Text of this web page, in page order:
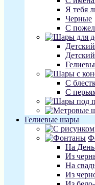
Я тебя
Черные
С
С
С
Гелиевые шары
На
Из
На
Из